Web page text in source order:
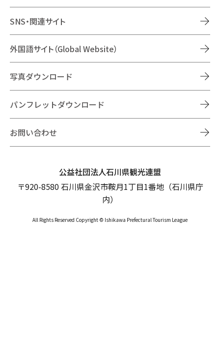
SNS・関連サイト
外国語サイト（Global Website）
写真ダウンロード
パンフレットダウンロード
お問い合わせ
公益社団法人石川県観光連盟
〒920-8580 石川県金沢市鞍月1丁目1番地（石川県庁
内）
All Rights Reserved Copyright © Ishikawa Prefectural Tourism League